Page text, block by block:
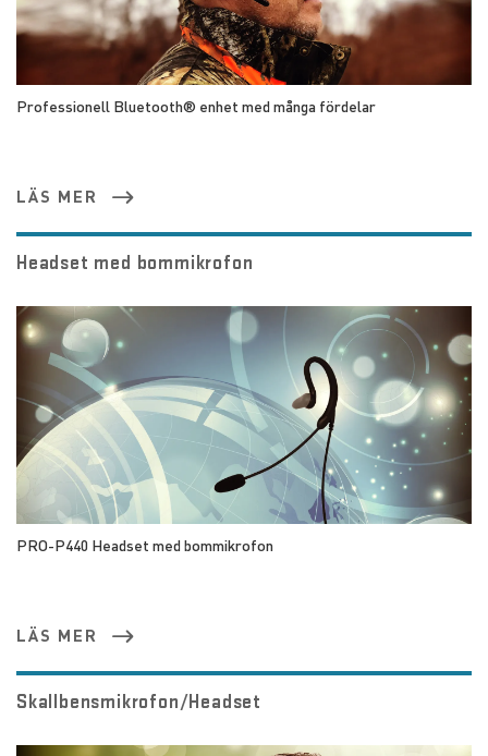
Professionell Bluetooth® enhet med många fördelar
LÄS MER
Headset med bommikrofon
PRO-P440 Headset med bommikrofon
LÄS MER
Skallbensmikrofon/Headset